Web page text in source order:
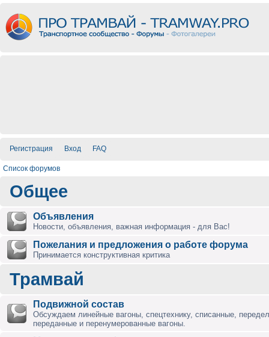
Регистрация Вход FAQ
Список форумов
Общее
Объявления
Новости, объявления, важная информация - для Вас!
Пожелания и предложения о работе форума
Принимается конструктивная критика
Трамвай
Подвижной состав
Обсуждаем линейные вагоны, спецтехнику, списанные,
переданные и перенумерованные вагоны.